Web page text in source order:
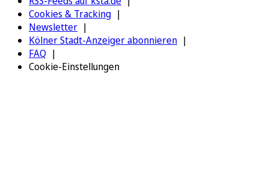
Cookies & Tracking
Newsletter
Kölner Stadt-Anzeiger abonnieren
FAQ
Cookie-Einstellungen